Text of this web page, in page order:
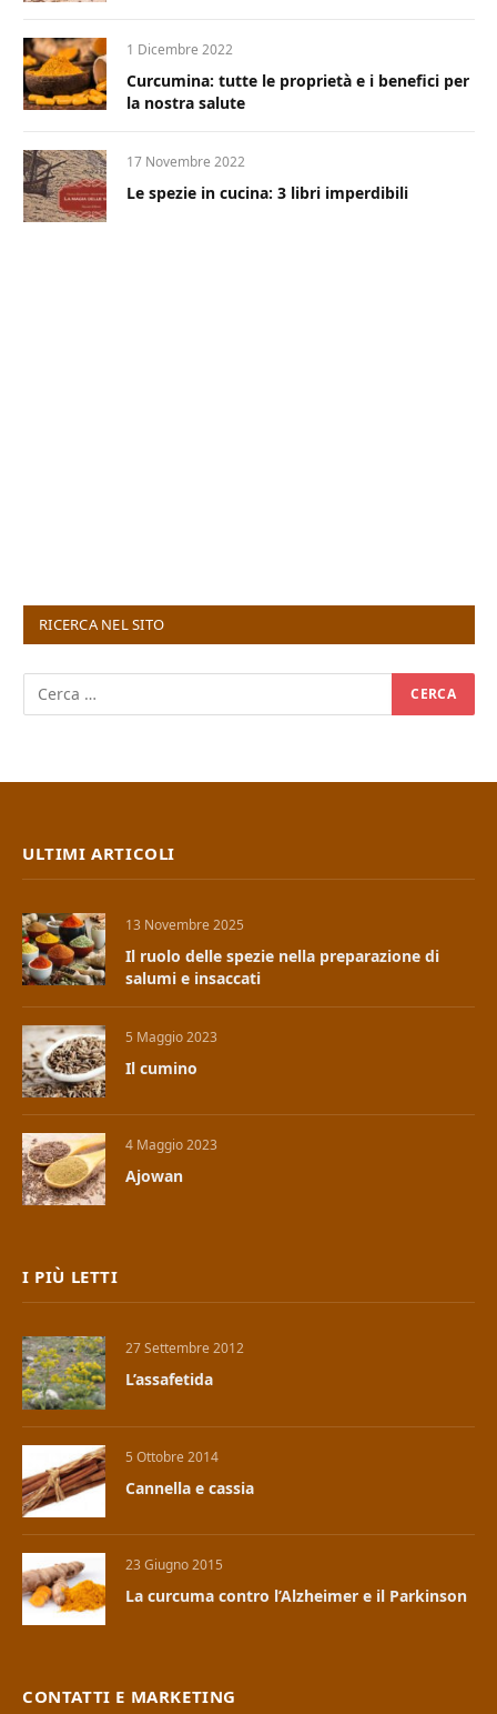
1 Dicembre 2022
Curcumina: tutte le proprietà e i benefici per
la nostra salute
17 Novembre 2022
Le spezie in cucina: 3 libri imperdibili
RICERCA NEL SITO
ULTIMI ARTICOLI
13 Novembre 2025
Il ruolo delle spezie nella preparazione di
salumi e insaccati
5 Maggio 2023
Il cumino
4 Maggio 2023
Ajowan
I PIÙ LETTI
27 Settembre 2012
L’assafetida
5 Ottobre 2014
Cannella e cassia
23 Giugno 2015
La curcuma contro l’Alzheimer e il Parkinson
CONTATTI E MARKETING